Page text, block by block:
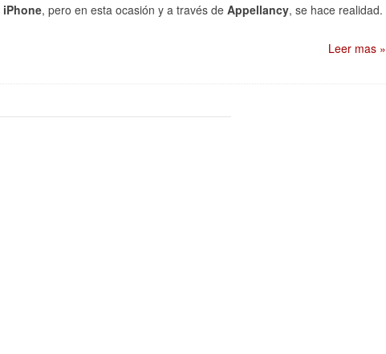
iPhone, pero en esta ocasión y a través de Appellancy, se hace realidad.
Leer mas »